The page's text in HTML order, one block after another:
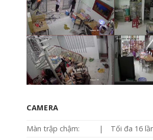
CAMERA
Màn trập chậm: | Tối đa 16